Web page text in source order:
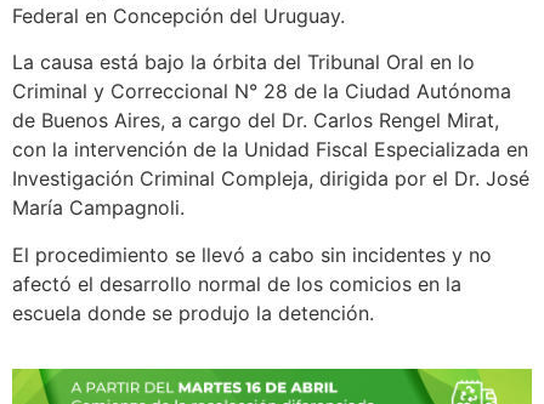
Federal en Concepción del Uruguay.
La causa está bajo la órbita del Tribunal Oral en lo
Criminal y Correccional N° 28 de la Ciudad Autónoma
de Buenos Aires, a cargo del Dr. Carlos Rengel Mirat,
con la intervención de la Unidad Fiscal Especializada en
Investigación Criminal Compleja, dirigida por el Dr. José
María Campagnoli.
El procedimiento se llevó a cabo sin incidentes y no
afectó el desarrollo normal de los comicios en la
escuela donde se produjo la detención.